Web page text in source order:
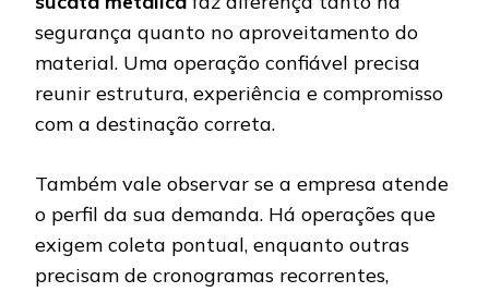
segurança quanto no aproveitamento do
material. Uma operação confiável precisa
reunir estrutura, experiência e compromisso
com a destinação correta.
Também vale observar se a empresa atende
o perfil da sua demanda. Há operações que
exigem coleta pontual, enquanto outras
precisam de cronogramas recorrentes,